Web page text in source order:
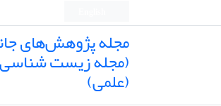
مجله پژوهش‌های
(مجله زیست شناسی
(علمی)